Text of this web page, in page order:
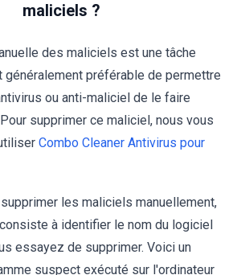
maliciels ?
des maliciels est une tâche
préférable de permettre
ou anti-maliciel de le faire
supprimer ce maliciel, nous vous
Combo Cleaner Antivirus pour
les maliciels manuellement,
à identifier le nom du logiciel
essayez de supprimer. Voici un
suspect exécuté sur l'ordinateur